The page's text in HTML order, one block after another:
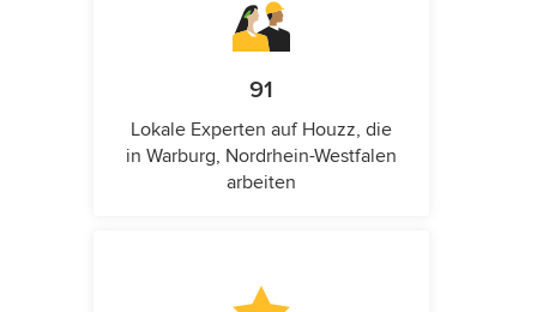
91
Lokale Experten auf Houzz, die
in Warburg, Nordrhein-Westfalen
arbeiten